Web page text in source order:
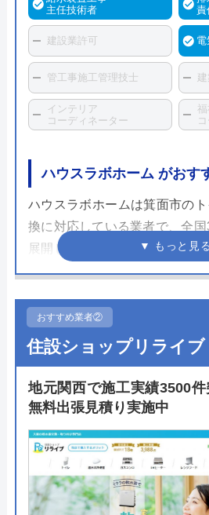
主任技術者
責
建設業許可
管工事施工管理技士
インテリア
コーディネーター
福
ハウスラボホーム がおす
ハウスラボホームは箕面市の
換に対応している業者で、全
展開しています。水まわりの
がある水まわりの専門業者で
信頼できる業者です。
10年の施工保証と、メーカー
を用意しており、施工後も安
で現金やクレジットカードのほ
中無休で24時間対応可能なの
イミングで相談できるのもお
です。
おすすめ業者②
住設ショップリライブ
地元関西で施工実績3500
無料出張見積り実施中